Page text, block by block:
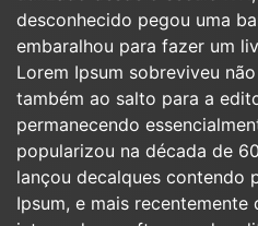
desconhecido pegou uma
embaralhou para fazer um
Lorem Ipsum sobreviveu
também ao salto para a
permanecendo
popularizou na década de
lançou decalques contendo
Ipsum, e mais recentemente